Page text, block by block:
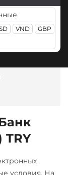
(XMR)
(NOT)
(ONT)
(OP)
(USDP)
RUB
TRY
EUR
UAH
VND
TRY
UAH
VND
GBP
TRY
условия. На